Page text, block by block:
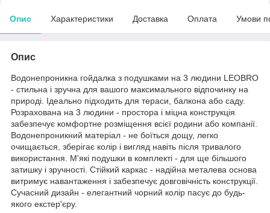
Опис Характеристики Доставка Оплата Умови
Опис
Водонепроникна гойдалка з подушками на 3 людини LEOBRO
- стильна і зручна для вашого максимального відпочинку на
природі. Ідеально підходить для тераси, балкона або саду.
Розрахована на 3 людини - простора і міцна конструкція
забезпечує комфортне розміщення всієї родини або компанії.
Водонепроникний матеріал - не боїться дощу, легко
очищається, зберігає колір і вигляд навіть після тривалого
використання. М'які подушки в комплекті - для ще більшого
затишку і зручності. Стійкий каркас - надійна металева основа
витримує навантаження і забезпечує довговічність конструкції.
Сучасний дизайн - елегантний чорний колір пасує до будь-
якого екстер'єру.